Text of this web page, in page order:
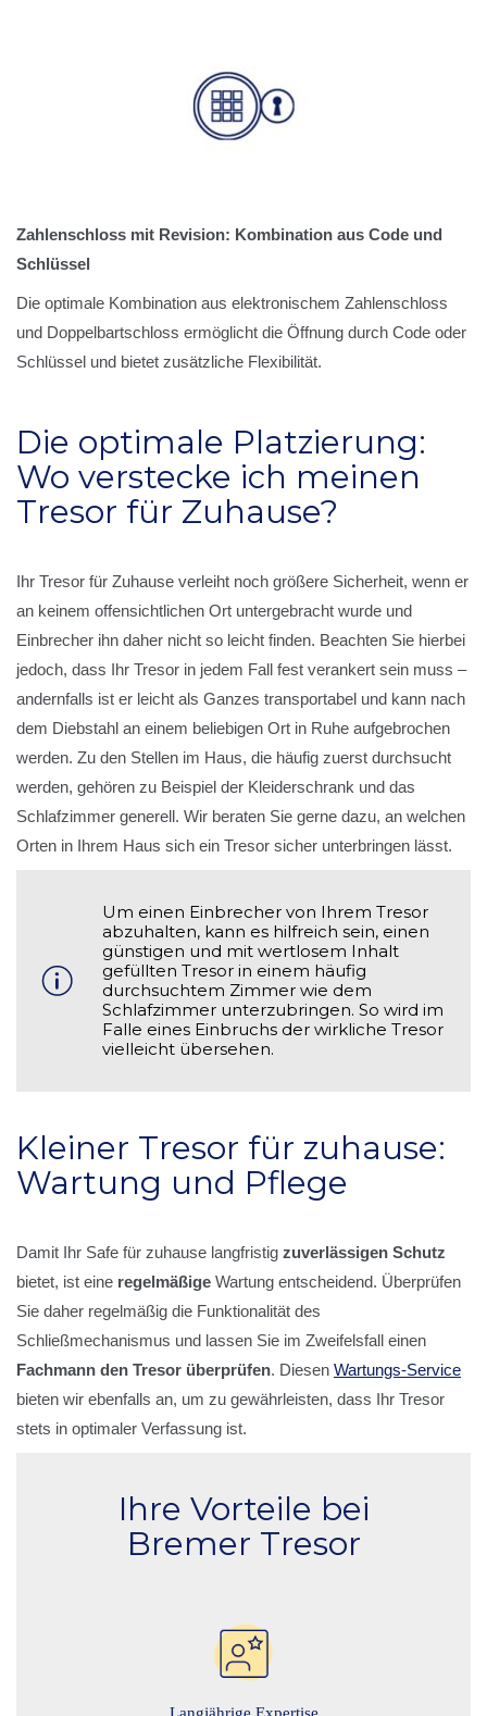
Zahlenschloss mit Revision: Kombination aus Code und
Schlüssel
Die optimale Kombination aus elektronischem Zahlenschloss
und Doppelbartschloss ermöglicht die Öffnung durch Code oder
Schlüssel und bietet zusätzliche Flexibilität.
Die optimale Platzierung:
Wo verstecke ich meinen
Tresor für Zuhause?
Ihr Tresor für Zuhause verleiht noch größere Sicherheit, wenn er
an keinem offensichtlichen Ort untergebracht wurde und
Einbrecher ihn daher nicht so leicht finden. Beachten Sie hierbei
jedoch, dass Ihr Tresor in jedem Fall fest verankert sein muss –
andernfalls ist er leicht als Ganzes transportabel und kann nach
dem Diebstahl an einem beliebigen Ort in Ruhe aufgebrochen
werden. Zu den Stellen im Haus, die häufig zuerst durchsucht
werden, gehören zu Beispiel der Kleiderschrank und das
Schlafzimmer generell. Wir beraten Sie gerne dazu, an welchen
Orten in Ihrem Haus sich ein Tresor sicher unterbringen lässt.
Um einen Einbrecher von Ihrem Tresor
abzuhalten, kann es hilfreich sein, einen
günstigen und mit wertlosem Inhalt
gefüllten Tresor in einem häufig
durchsuchtem Zimmer wie dem
Schlafzimmer unterzubringen. So wird im
Falle eines Einbruchs der wirkliche Tresor
vielleicht übersehen.
Kleiner Tresor für zuhause:
Wartung und Pflege
Damit Ihr Safe für zuhause langfristig zuverlässigen Schutz
bietet, ist eine regelmäßige Wartung entscheidend. Überprüfen
Sie daher regelmäßig die Funktionalität des
Schließmechanismus und lassen Sie im Zweifelsfall einen
Fachmann den Tresor überprüfen. Diesen Wartungs-Service
bieten wir ebenfalls an, um zu gewährleisten, dass Ihr Tresor
stets in optimaler Verfassung ist.
Ihre Vorteile bei
Bremer Tresor